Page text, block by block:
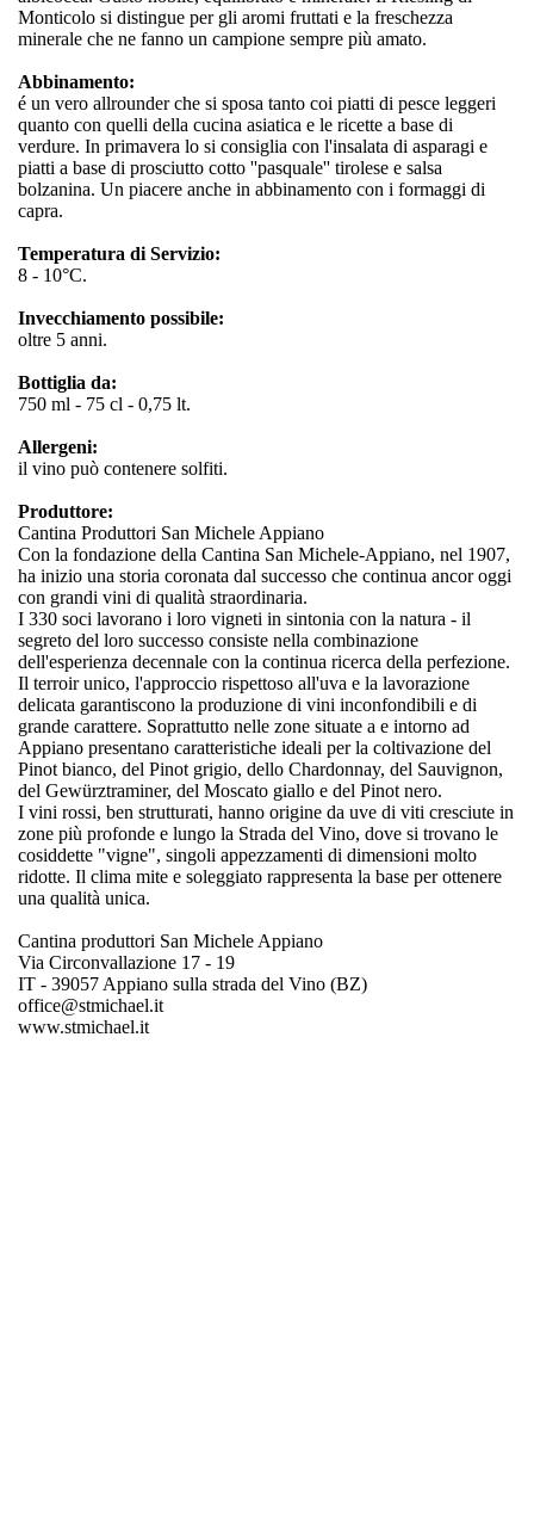
Monticolo si distingue per gli aromi fruttati e la freschezza
minerale che ne fanno un campione sempre più amato.
Abbinamento:
é un vero allrounder che si sposa tanto coi piatti di pesce leggeri
quanto con quelli della cucina asiatica e le ricette a base di
verdure. In primavera lo si consiglia con l'insalata di asparagi e
piatti a base di prosciutto cotto ''pasquale'' tirolese e salsa
bolzanina. Un piacere anche in abbinamento con i formaggi di
capra.
Temperatura di Servizio:
8 - 10°C.
Invecchiamento possibile:
oltre 5 anni.
Bottiglia da:
750 ml - 75 cl - 0,75 lt.
Allergeni:
il vino può contenere solfiti.
Produttore:
Cantina Produttori San Michele Appiano
Con la fondazione della Cantina San Michele-Appiano, nel 1907,
ha inizio una storia coronata dal successo che continua ancor oggi
con grandi vini di qualità straordinaria.
I 330 soci lavorano i loro vigneti in sintonia con la natura - il
segreto del loro successo consiste nella combinazione
dell'esperienza decennale con la continua ricerca della perfezione.
Il terroir unico, l'approccio rispettoso all'uva e la lavorazione
delicata garantiscono la produzione di vini inconfondibili e di
grande carattere. Soprattutto nelle zone situate a e intorno ad
Appiano presentano caratteristiche ideali per la coltivazione del
Pinot bianco, del Pinot grigio, dello Chardonnay, del Sauvignon,
del Gewürztraminer, del Moscato giallo e del Pinot nero.
I vini rossi, ben strutturati, hanno origine da uve di viti cresciute in
zone più profonde e lungo la Strada del Vino, dove si trovano le
cosiddette "vigne", singoli appezzamenti di dimensioni molto
ridotte. Il clima mite e soleggiato rappresenta la base per ottenere
una qualità unica.
Cantina produttori San Michele Appiano
Via Circonvallazione 17 - 19
IT - 39057 Appiano sulla strada del Vino (BZ)
office@stmichael.it
www.stmichael.it